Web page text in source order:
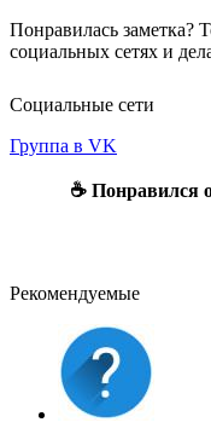
Понравилась заметка?
социальных сетях и
Социальные сети
Группа в VK
☕ Понравился
Рекомендуемые